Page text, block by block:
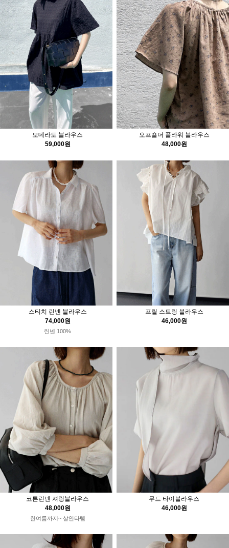
모데라토 블라우스
59,000원
오프숄더 플라워 블라우스
48,000원
스티치 린넨 블라우스
74,000원
린넨 100%
프릴 스트링 블라우스
46,000원
코튼린넨 셔링블라우스
48,000원
한여름까지~ 살안타템
무드 타이블라우스
46,000원